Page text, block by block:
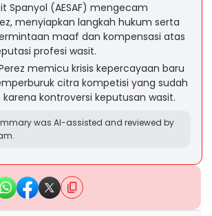
Spanyol (AESAF) mengecam
menyiapkan langkah hukum serta
maaf dan kompensasi atas
profesi wasit.
memicu krisis kepercayaan baru
citra kompetisi yang sudah
kontroversi keputusan wasit.
was AI-assisted and reviewed by